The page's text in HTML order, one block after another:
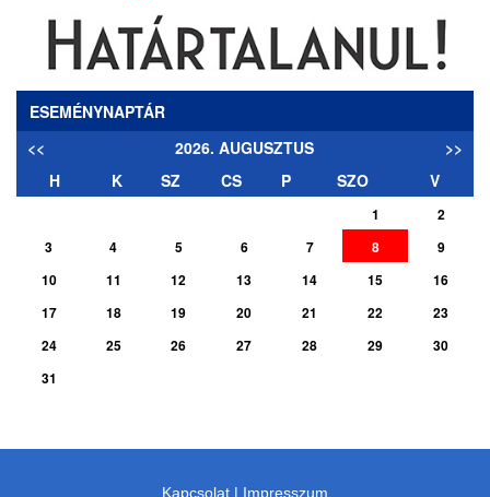
ESEMÉNYNAPTÁR
<<
2026. AUGUSZTUS
>>
H
K SZ CS P SZO V
1
2
3
4 5 6 7 8
9
10
11 12 13 14 15
16
17
18 19 20 21 22
23
24
25 26 27 28 29
30
31
Kapcsolat | Impresszum